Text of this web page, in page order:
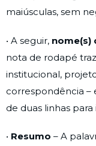
maiúsculas, sem
• A seguir, nome(s)
nota de rodapé
institucional,
correspondência –
de duas linhas
• Resumo – A